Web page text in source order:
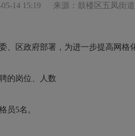
14 15:19 来源：鼓楼区五凤街道
区政府部署，为进一步提高网格化
岗位、人数
5名。